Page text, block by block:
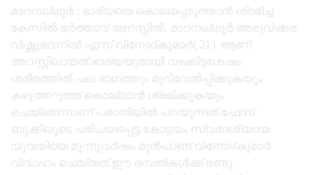
മാറനല്ലൂർ : ഭാര്യയെ കൊലപ്പെടുത്താൻ ശ്രമിച്ച
കേസിൽ ഭർത്താവ് അറസ്റ്റിൽ. മാറനല്ലൂർ അരുവിക്കര
വിഷ്ണുഭവനിൽ എസ്.വിനോദ്കുമാർ(31) ആണ്
അറസ്റ്റിലായത്.ഭാര്യയുമായി വഴക്കിട്ടശേഷം
ശരീരത്തിൽ പല ഭാഗത്തും മുറിവേൽപ്പിക്കുകയും
കഴുത്തറുത്ത് കൊല്ലാൻ ശ്രമിക്കുകയും
ചെയ്തെന്നാണ് പരാതിയിൽ പറയുന്നത്.ഫേസ്
ബുക്കിലൂടെ പരിചയപ്പെട്ട കോട്ടയം സ്വദേശിയായ
യുവതിയെ മൂന്നുവർഷം മുൻപാണ് വിനോദ്കുമാർ
വിവാഹം ചെയ്തത്.ഈ ദമ്പതികൾക്ക് രണ്ടു